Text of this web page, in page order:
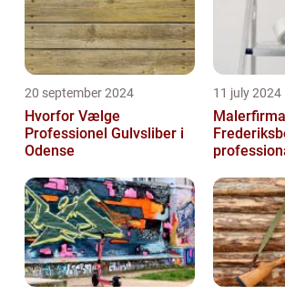
20 september 2024
Hvorfor Vælge
Professionel Gulvsliber i
Odense
11 july 2024
Malerfirma